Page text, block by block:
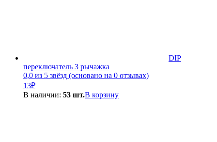
DIP
переключатель 3 рычажка
0,0 из 5 звёзд (основано на 0 отзывах)
13₽
В наличии: 53 шт.В корзину